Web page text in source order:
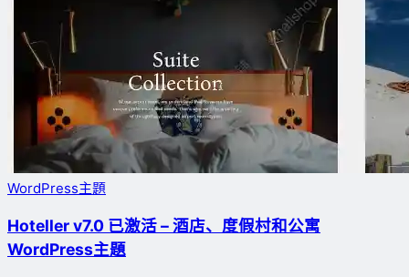
WordPress主題
Hoteller v7.0 已激活 – 酒店、度假村和公寓
WordPress主題